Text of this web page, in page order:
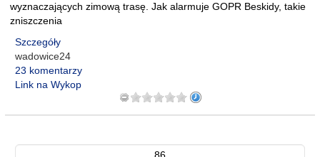
wyznaczających zimową trasę. Jak alarmuje GOPR Beskidy, takie
zniszczenia
Szczegóły
wadowice24
23 komentarzy
Link na Wykop